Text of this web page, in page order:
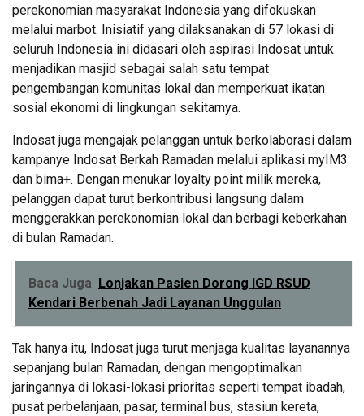
perekonomian masyarakat Indonesia yang difokuskan
melalui marbot. Inisiatif yang dilaksanakan di 57 lokasi di
seluruh Indonesia ini didasari oleh aspirasi Indosat untuk
menjadikan masjid sebagai salah satu tempat
pengembangan komunitas lokal dan memperkuat ikatan
sosial ekonomi di lingkungan sekitarnya.
Indosat juga mengajak pelanggan untuk berkolaborasi dalam
kampanye Indosat Berkah Ramadan melalui aplikasi myIM3
dan bima+. Dengan menukar loyalty point milik mereka,
pelanggan dapat turut berkontribusi langsung dalam
menggerakkan perekonomian lokal dan berbagi keberkahan
di bulan Ramadan.
Baca Juga
Lonjakan Pasien Dorong IGD RSUD
Kendari Berbenah Jadi Layanan Unggulan
Tak hanya itu, Indosat juga turut menjaga kualitas layanannya
sepanjang bulan Ramadan, dengan mengoptimalkan
jaringannya di lokasi-lokasi prioritas seperti tempat ibadah,
pusat perbelanjaan, pasar, terminal bus, stasiun kereta,